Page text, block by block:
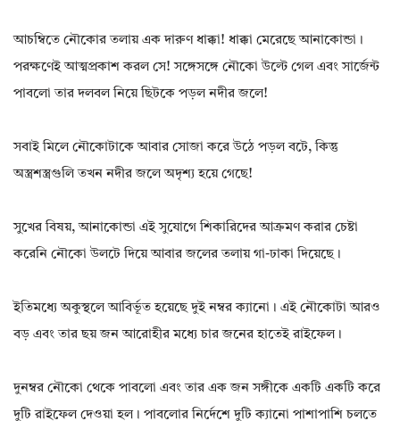
আচম্বিতে নৌকোর তলায় এক দারুণ ধাক্কা! ধাক্কা মেরেছে আনাকোন্ডা।
পরক্ষণেই আত্মপ্রকাশ করল সে! সঙ্গেসঙ্গে নৌকো উল্টে গেল এবং সার্জেন্ট
পাবলো তার দলবল নিয়ে ছিটকে পড়ল নদীর জলে!
সবাই মিলে নৌকোটাকে আবার সোজা করে উঠে পড়ল বটে, কিন্তু
অস্ত্রশস্ত্রগুলি তখন নদীর জলে অদৃশ্য হয়ে গেছে!
সুখের বিষয়, আনাকোন্ডা এই সুযোগে শিকারিদের আক্রমণ করার চেষ্টা
করেনি নৌকো উলটে দিয়ে আবার জলের তলায় গা-ঢাকা দিয়েছে।
ইতিমধ্যে অকুস্থলে আবির্ভূত হয়েছে দুই নম্বর ক্যানো। এই নৌকোটা আরও
বড় এবং তার ছয় জন আরোহীর মধ্যে চার জনের হাতেই রাইফেল।
দুনম্বর নৌকো থেকে পাবলো এবং তার এক জন সঙ্গীকে একটি একটি করে
দুটি রাইফেল দেওয়া হল। পাবলোর নির্দেশে দুটি ক্যানো পাশাপাশি চলতে